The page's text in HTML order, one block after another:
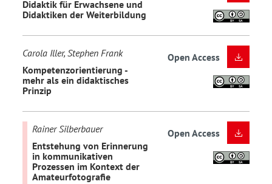
Didaktik für Erwachsene und
Didaktiken der Weiterbildung
Carola Iller, Stephen Frank
Kompetenzorientierung -
mehr als ein didaktisches
Prinzip
Open Access
Rainer Silberbauer
Entstehung von Erinnerung
in kommunikativen
Prozessen im Kontext der
Amateurfotografie
Open Access